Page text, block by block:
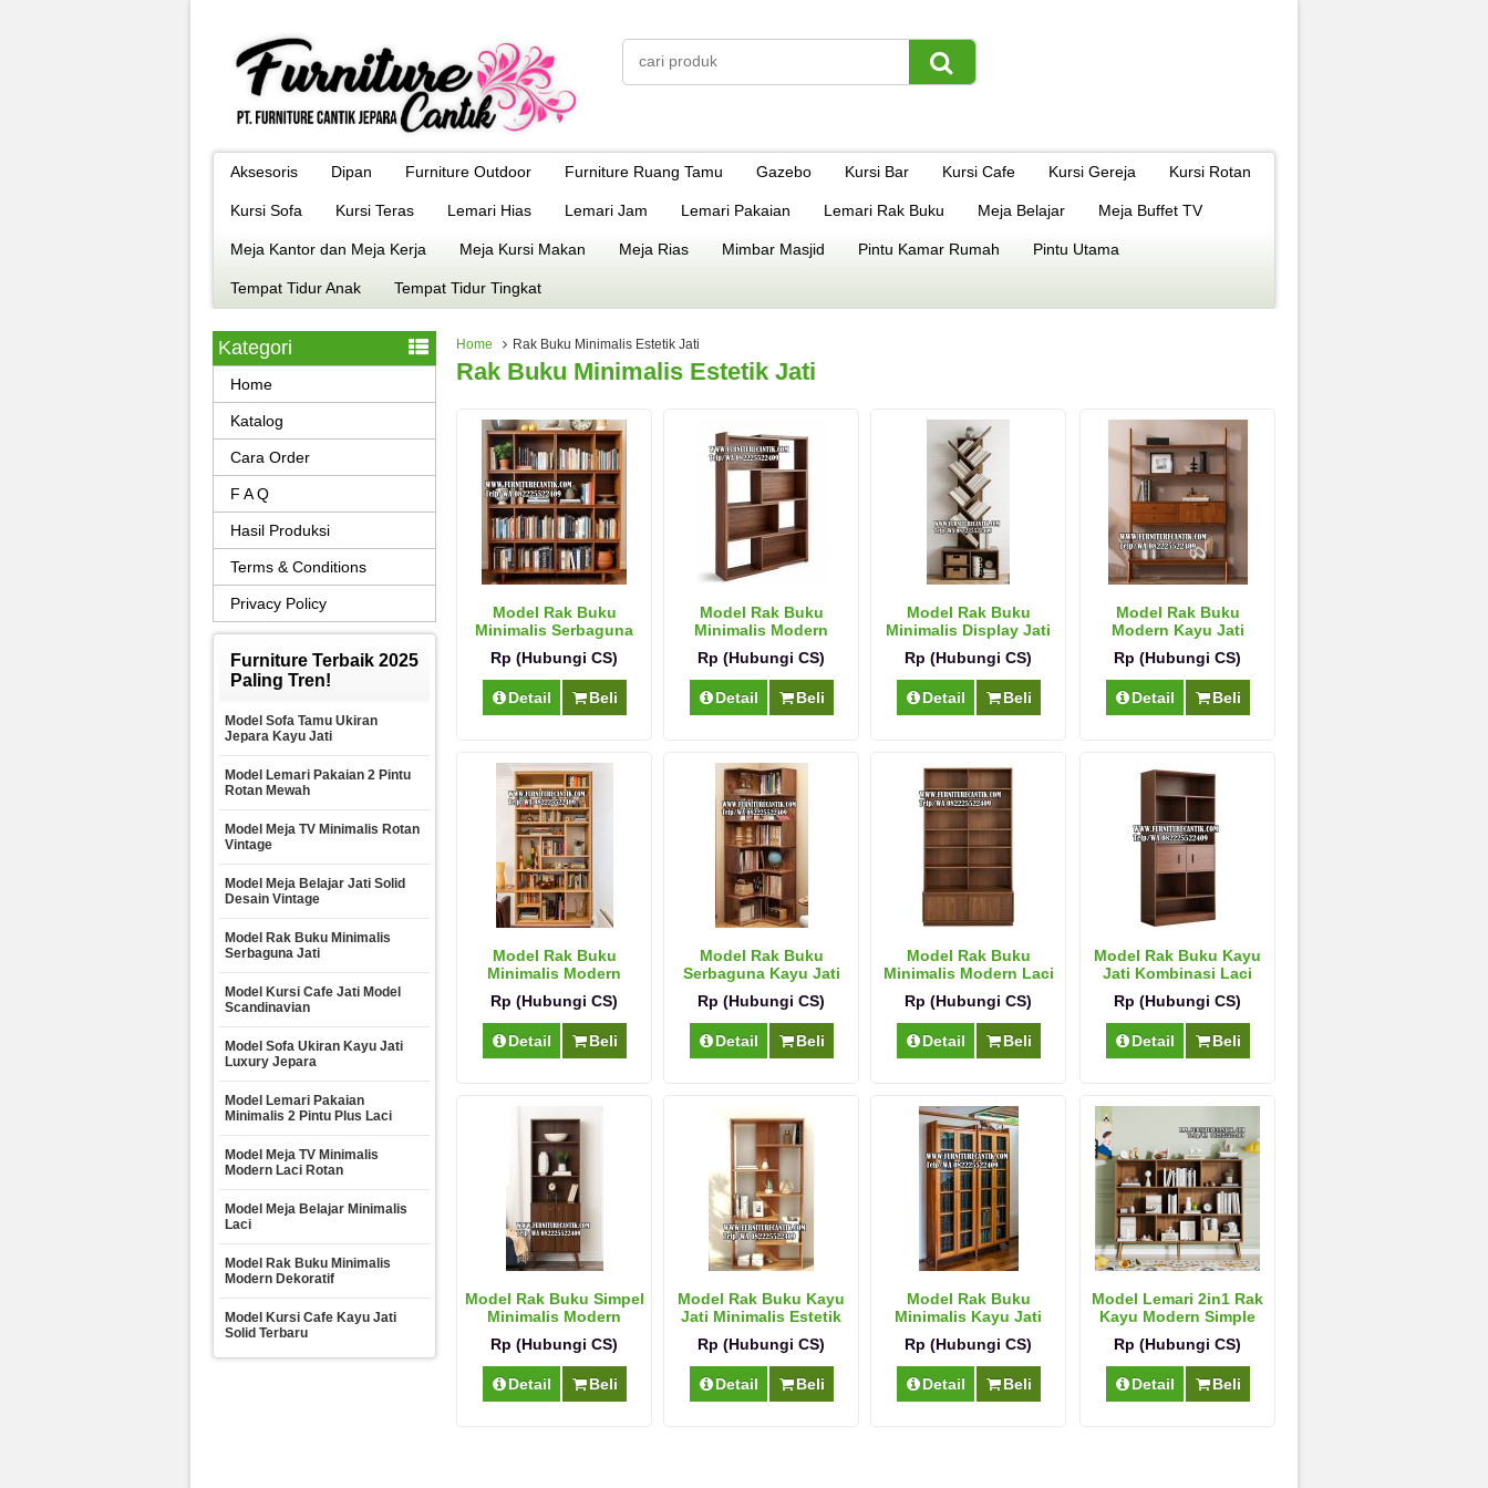
Aksesoris Dipan Furniture Outdoor Furniture Ruang Tamu Gazebo Kursi Bar Kursi Cafe Kursi Gereja Kursi Rotan
Kursi Sofa Kursi Teras Lemari Hias Lemari Jam Lemari Pakaian Lemari Rak Buku Meja Belajar Meja Buffet TV
Meja Kantor dan Meja Kerja Meja Kursi Makan Meja Rias Mimbar Masjid Pintu Kamar Rumah Pintu Utama
Tempat Tidur Anak Tempat Tidur Tingkat
Home Rak Buku Minimalis Estetik Jati
Rak Buku Minimalis Estetik Jati
Model Rak Buku
Minimalis Serbaguna
Rp (Hubungi CS)
Detail Beli
Model Rak Buku
Minimalis Modern
Rp (Hubungi CS)
Detail Beli
Model Rak Buku
Minimalis Display Jati
Rp (Hubungi CS)
Detail Beli
Model Rak Buku
Modern Kayu Jati
Rp (Hubungi CS)
Detail Beli
Model Rak Buku
Minimalis Modern
Rp (Hubungi CS)
Detail Beli
Model Rak Buku
Serbaguna Kayu Jati
Rp (Hubungi CS)
Detail Beli
Model Rak Buku
Minimalis Modern Laci
Rp (Hubungi CS)
Detail Beli
Model Rak Buku Kayu
Jati Kombinasi Laci
Rp (Hubungi CS)
Detail Beli
Model Rak Buku Simpel
Minimalis Modern
Rp (Hubungi CS)
Detail Beli
Model Rak Buku Kayu
Jati Minimalis Estetik
Rp (Hubungi CS)
Detail Beli
Model Rak Buku
Minimalis Kayu Jati
Rp (Hubungi CS)
Detail Beli
Model Lemari 2in1 Rak
Kayu Modern Simple
Rp (Hubungi CS)
Detail Beli
Kategori
Home
Katalog
Cara Order
F A Q
Hasil Produksi
Terms & Conditions
Privacy Policy
Furniture Terbaik 2025
Paling Tren!
Model Sofa Tamu Ukiran
Jepara Kayu Jati
Model Lemari Pakaian 2 Pintu
Rotan Mewah
Model Meja TV Minimalis Rotan
Vintage
Model Meja Belajar Jati Solid
Desain Vintage
Model Rak Buku Minimalis
Serbaguna Jati
Model Kursi Cafe Jati Model
Scandinavian
Model Sofa Ukiran Kayu Jati
Luxury Jepara
Model Lemari Pakaian
Minimalis 2 Pintu Plus Laci
Model Meja TV Minimalis
Modern Laci Rotan
Model Meja Belajar Minimalis
Laci
Model Rak Buku Minimalis
Modern Dekoratif
Model Kursi Cafe Kayu Jati
Solid Terbaru